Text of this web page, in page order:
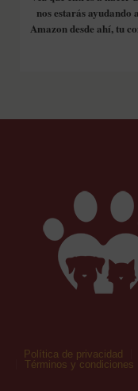
nos estarás ayudando
Amazon desde ahí, tu
Política de privacidad
Términos y condiciones